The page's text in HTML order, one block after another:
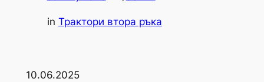
in Трактори втора ръка
10.06.2025